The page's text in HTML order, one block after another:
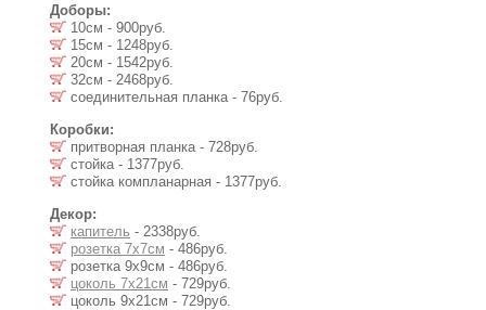
Доборы:
10см - 900руб.
15см - 1248руб.
20см - 1542руб.
32см - 2468руб.
соединительная планка - 76руб.
Коробки:
притворная планка - 728руб.
стойка - 1377руб.
стойка компланарная - 1377руб.
Декор:
капитель - 2338руб.
розетка 7х7см - 486руб.
розетка 9х9см - 486руб.
цоколь 7х21см - 729руб.
цоколь 9х21см - 729руб.